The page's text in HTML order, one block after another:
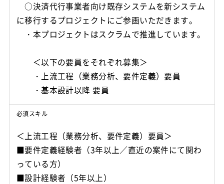
○決済代行事業者向け既存システムを新システム
に移行するプロジェクトにご参画いただきます。
・本プロジェクトはスクラムで推進しています。
＜以下の要員をそれぞれ募集＞
・上流工程（業務分析、要件定義）要員
・基本設計以降 要員
必須スキル
＜上流工程（業務分析、要件定義）要員＞
■要件定義経験者（3年以上／直近の案件にて関わ
っている方）
■設計経験者（5年以上）